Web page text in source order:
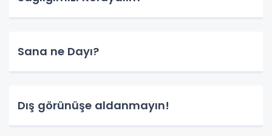
Sana ne Dayı?
Dış görünüşe aldanmayın!